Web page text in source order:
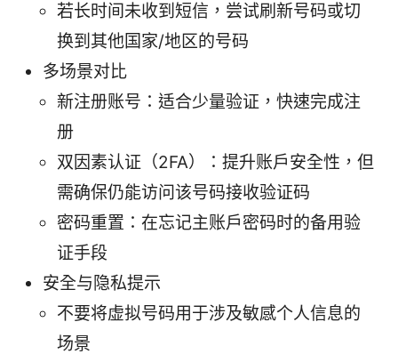
若长时间未收到短信，尝试刷新号码或切
换到其他国家/地区的号码
多场景对比
新注册账号：适合少量验证，快速完成注
册
双因素认证（2FA）：提升账户安全性，但
需确保仍能访问该号码接收验证码
密码重置：在忘记主账户密码时的备用验
证手段
安全与隐私提示
不要将虚拟号码用于涉及敏感个人信息的
场景